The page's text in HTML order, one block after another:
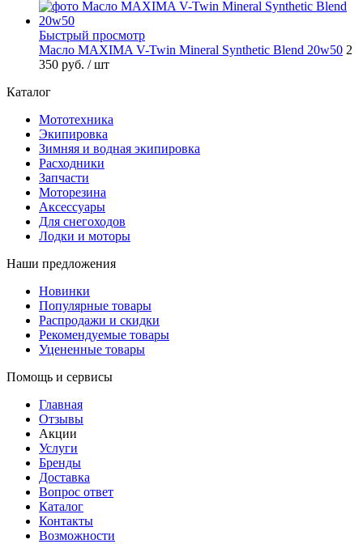
Быстрый просмотр
Масло MAXIMA V-Twin Mineral Synthetic Blend 20w50 2
350 руб. / шт
Каталог
Мототехника
Экипировка
Зимняя и водная экипировка
Расходники
Запчасти
Моторезина
Аксессуары
Для снегоходов
Лодки и моторы
Наши предложения
Новинки
Популярные товары
Распродажи и скидки
Рекомендуемые товары
Уцененные товары
Помощь и сервисы
Главная
Отзывы
Акции
Услуги
Бренды
Доставка
Вопрос ответ
Каталог
Контакты
Возможности